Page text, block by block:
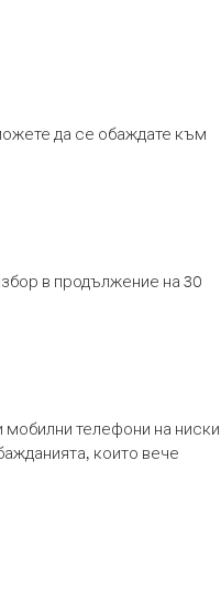
да се обаждате към
в продължение на 30
телефони на ниски
които вече